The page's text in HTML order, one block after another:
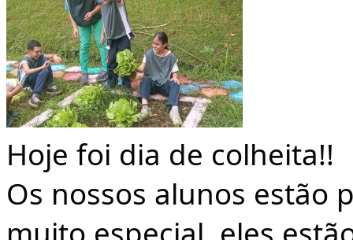
Hoje foi dia de colheita!!
Os nossos alunos estão